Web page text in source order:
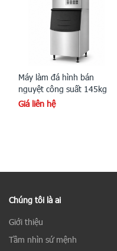
Máy làm đá hình bán
nguyệt công suất 145kg
Giá liên hệ
Chúng tôi là ai
Giới thiệu
Tầm nhìn sứ mệnh